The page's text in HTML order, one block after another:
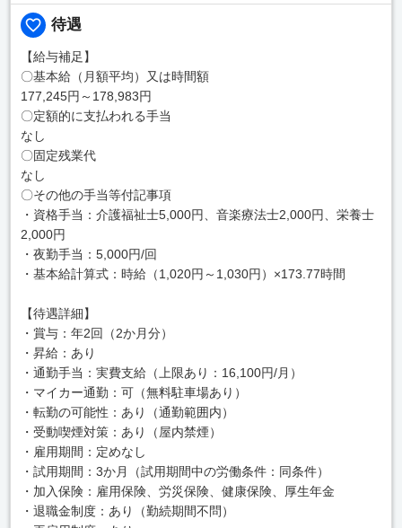
待遇
【給与補足】
〇基本給（月額平均）又は時間額
177,245円～178,983円
〇定額的に支払われる手当
なし
〇固定残業代
なし
〇その他の手当等付記事項
・資格手当：介護福祉士5,000円、音楽療法士2,000円、栄養士
2,000円
・夜勤手当：5,000円/回
・基本給計算式：時給（1,020円～1,030円）×173.77時間
【待遇詳細】
・賞与：年2回（2か月分）
・昇給：あり
・通勤手当：実費支給（上限あり：16,100円/月）
・マイカー通勤：可（無料駐車場あり）
・転勤の可能性：あり（通勤範囲内）
・受動喫煙対策：あり（屋内禁煙）
・雇用期間：定めなし
・試用期間：3か月（試用期間中の労働条件：同条件）
・加入保険：雇用保険、労災保険、健康保険、厚生年金
・退職金制度：あり（勤続期間不問）